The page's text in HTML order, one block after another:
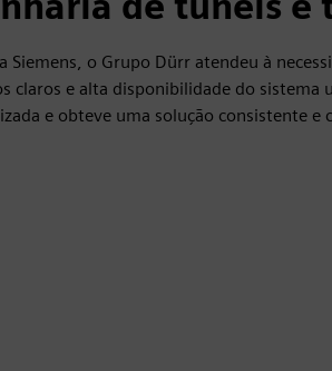
Siemens, o Grupo Dürr atendeu à
claros e alta disponibilidade do sistema
e obteve uma solução consistente e